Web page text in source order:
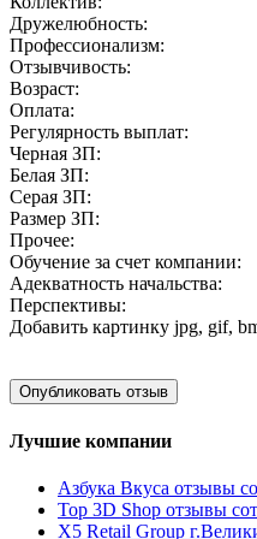
Дружелюбность:
Профессионализм:
Отзывчивость:
Возраст:
Оплата:
Регулярность выплат:
Черная ЗП:
Белая ЗП:
Серая ЗП:
Размер ЗП:
Прочее:
Обучение за счет компании:
Адекватность начальства:
Перспективы:
Добавить картинку jpg, gif,
Лучшие компании
Азбука Вкуса отзывы
Top 3D Shop отзывы
X5 Retail Group